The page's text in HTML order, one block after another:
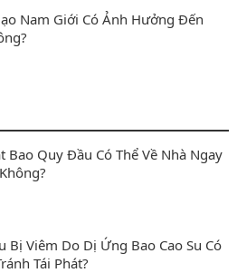
Nam Giới Có Ảnh Hưởng Đến
Bao Quy Đầu Có Thể Về Nhà Ngay
Bị Viêm Do Dị Ứng Bao Cao Su Có
Tái Phát?